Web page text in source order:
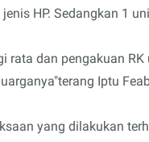
HP. Sedangkan 1
rata dan pengakuan
Iptu
yang dilakukan